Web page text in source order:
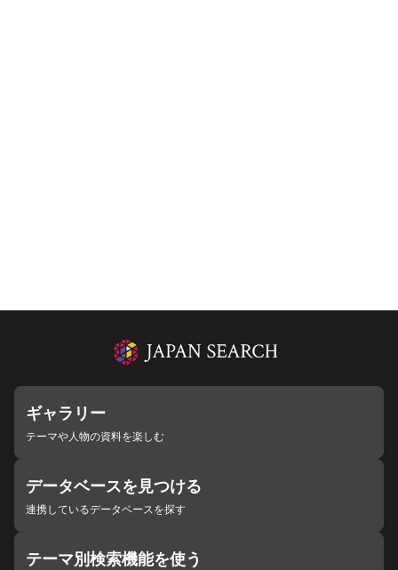
ギャラリー
テーマや人物の資料を楽しむ
データベースを見つける
連携しているデータベースを探す
テーマ別検索機能を使う